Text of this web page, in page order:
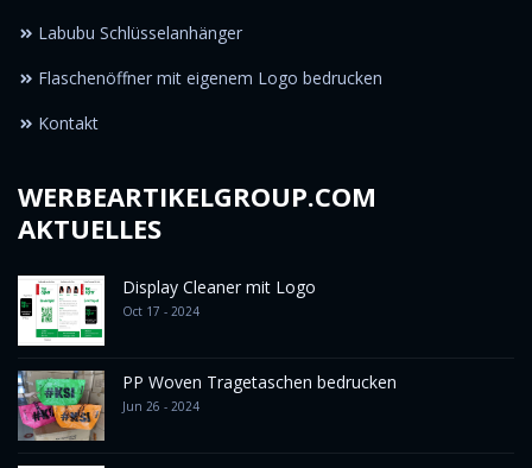
Labubu Schlüsselanhänger
Flaschenöffner mit eigenem Logo bedrucken
Kontakt
WERBEARTIKELGROUP.COM
AKTUELLES
Display Cleaner mit Logo
Oct 17 - 2024
PP Woven Tragetaschen bedrucken
Jun 26 - 2024